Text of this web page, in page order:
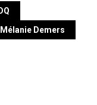
Mélanie Demers